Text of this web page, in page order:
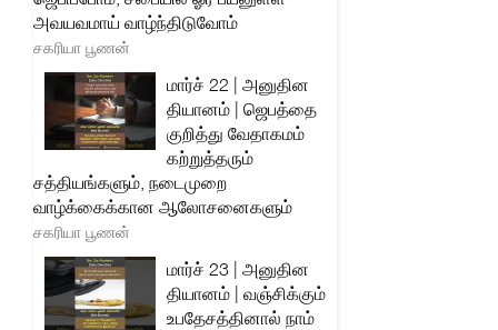
அவயவமாய் வாழ்ந்திடுவோம்
சகரியா பூணன்
மார்ச் 22 | அனுதின
தியானம் | ஜெபத்தை
குறித்து வேதாகமம்
கற்றுத்தரும்
சத்தியங்களும், நடைமுறை
வாழ்க்கைக்கான ஆலோசனைகளும்
சகரியா பூணன்
மார்ச் 23 | அனுதின
தியானம் | வஞ்சிக்கும்
உபதேசத்தினால் நாம்